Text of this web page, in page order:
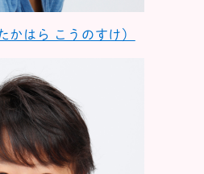
かはら こうのすけ）